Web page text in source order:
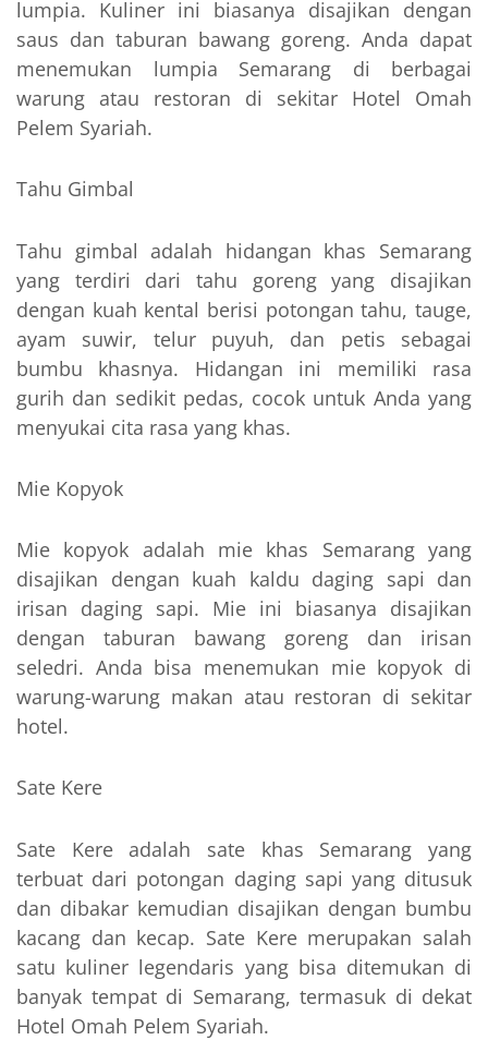
lumpia. Kuliner ini biasanya disajikan dengan
saus dan taburan bawang goreng. Anda dapat
menemukan lumpia Semarang di berbagai
warung atau restoran di sekitar Hotel Omah
Pelem Syariah.
Tahu Gimbal
Tahu gimbal adalah hidangan khas Semarang
yang terdiri dari tahu goreng yang disajikan
dengan kuah kental berisi potongan tahu, tauge,
ayam suwir, telur puyuh, dan petis sebagai
bumbu khasnya. Hidangan ini memiliki rasa
gurih dan sedikit pedas, cocok untuk Anda yang
menyukai cita rasa yang khas.
Mie Kopyok
Mie kopyok adalah mie khas Semarang yang
disajikan dengan kuah kaldu daging sapi dan
irisan daging sapi. Mie ini biasanya disajikan
dengan taburan bawang goreng dan irisan
seledri. Anda bisa menemukan mie kopyok di
warung-warung makan atau restoran di sekitar
hotel.
Sate Kere
Sate Kere adalah sate khas Semarang yang
terbuat dari potongan daging sapi yang ditusuk
dan dibakar kemudian disajikan dengan bumbu
kacang dan kecap. Sate Kere merupakan salah
satu kuliner legendaris yang bisa ditemukan di
banyak tempat di Semarang, termasuk di dekat
Hotel Omah Pelem Syariah.